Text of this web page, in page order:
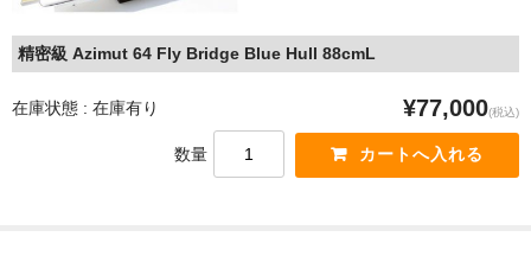
精密級 Azimut 64 Fly Bridge Blue Hull 88cmL
在庫状態 : 在庫有り ¥77,000(税込)
数量